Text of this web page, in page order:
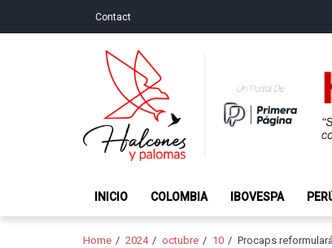
Contact
Halcones y
INICIO COLOMBIA IBOVESPA
Home 2024 octubre 10 Procaps